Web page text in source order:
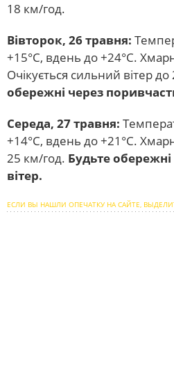
18 км/год.
Вівторок, 26 травня:
+15°C, вдень до +24°C.
Очікується сильний вітер
обережні через
Середа, 27 травня:
+14°C, вдень до +21°C.
25 км/год. Будьте
вітер.
ЕСЛИ ВЫ НАШЛИ ОПЕЧАТКУ НА САЙТЕ,